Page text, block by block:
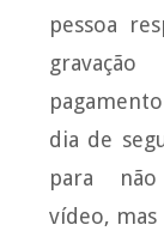
pessoa
dia de
para
vídeo,